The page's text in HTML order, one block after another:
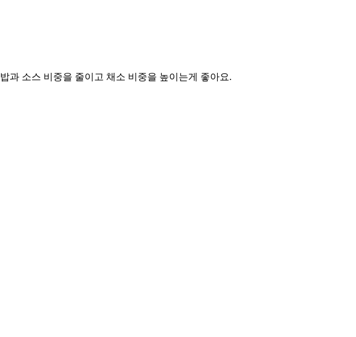
밥과 소스 비중을 줄이고 채소 비중을 높이는게 좋아요.